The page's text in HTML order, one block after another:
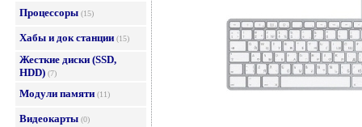
Процессоры (15)
Хабы и док станции (15)
Жесткие диски (SSD,
HDD) (7)
Модули памяти (11)
Видеокарты (0)